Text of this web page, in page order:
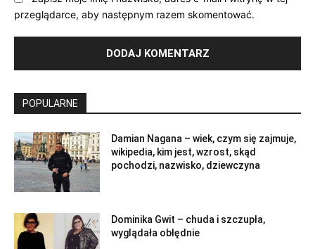
przeglądarce, aby następnym razem skomentować.
POPULARNE
Damian Nagana – wiek, czym się zajmuje,
wikipedia, kim jest, wzrost, skąd
pochodzi, nazwisko, dziewczyna
Dominika Gwit – chuda i szczupła,
wyglądała obłędnie